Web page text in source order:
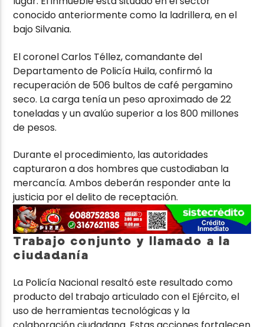
conocido anteriormente como la ladrillera, en el
bajo Silvania.
El coronel Carlos Téllez, comandante del
Departamento de Policía Huila, confirmó la
recuperación de 506 bultos de café pergamino
seco. La carga tenía un peso aproximado de 22
toneladas y un avalúo superior a los 800 millones
de pesos.
Durante el procedimiento, las autoridades
capturaron a dos hombres que custodiaban la
mercancía. Ambos deberán responder ante la
justicia por el delito de receptación.
Trabajo conjunto y llamado a la
ciudadanía
La Policía Nacional resaltó este resultado como
producto del trabajo articulado con el Ejército, el
uso de herramientas tecnológicas y la